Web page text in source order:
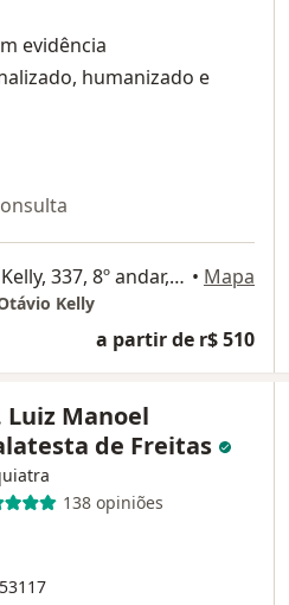
evidência
humanizado e
Rua Ministro Otávio Kelly, 337, 8º andar, Niterói • Mapa
Kelly
a partir de r$ 510
Luiz Manoel
de Freitas
138 opiniões